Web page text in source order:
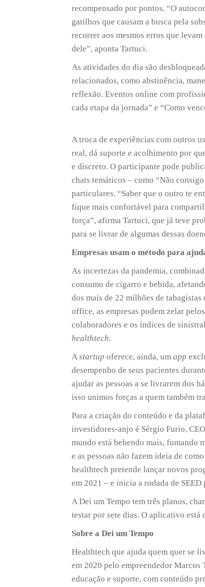
recompensado por pontos. “O
gatilhos que causam a busca pela
recorrer aos mesmos erros que
dele”, aponta Tartuci.
As atividades do dia são
relacionados, como abstinência,
reflexão. Eventos online com
cada etapa da jornada” e “Como
A troca de experiências com outros
real, dá suporte e acolhimento por
e discreto. O participante pode
chats temáticos – como “Não
particulares. “Saber que o outro te
fique mais confortável para
força”, afirma Tartuci, que já teve
para se livrar de algumas dessas
Empresas usam o método para
As incertezas da pandemia,
consumo de cigarro e bebida,
dos mais de 22 milhões de
office, as empresas podem zelar
colaboradores e os índices de
healthtech.
Astartup oferece, ainda, umapp
desempenho de seus pacientes
ajudar as pessoas a se livrarem dos
isso unimos forças a quem também
Para a criação do conteúdo e da
investidores-anjo é Sérgio Furio,
mundo está bebendo mais, fumando
e as pessoas não fazem ideia de
healthtech pretende lançar novos
em 2021 – e inicia a rodada de
A Dei um Tempo tem três planos,
testar por sete dias. O aplicativo
Sobre a Dei um Tempo
Healthtech que ajuda quem quer se
em 2020 pelo empreendedor Marcos
educação e suporte, com conteúdo